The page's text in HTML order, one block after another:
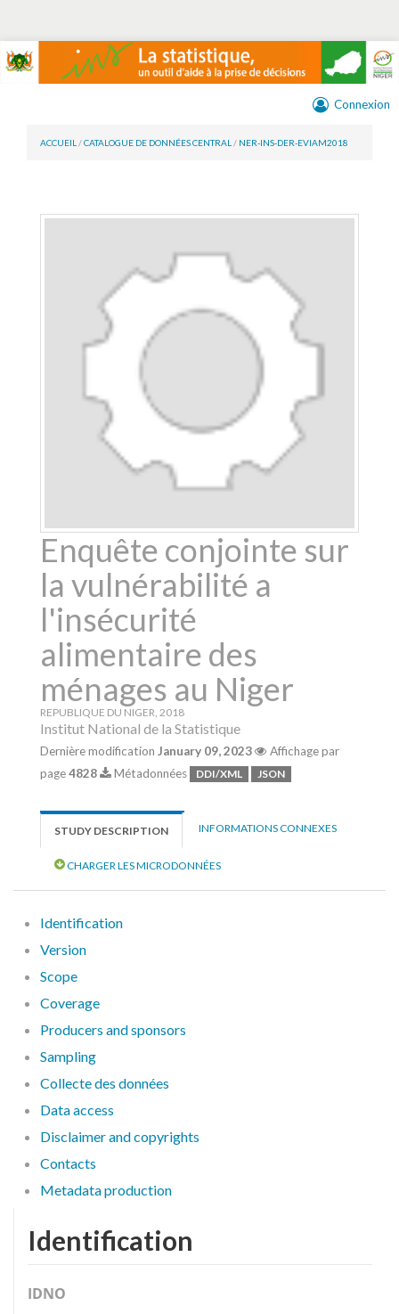
Connexion
ACCUEIL /CATALOGUE DE DONNÉES CENTRAL / NER-INS-DER-EVIAM2018
Enquête conjointe sur
la vulnérabilité a
l'insécurité
alimentaire des
ménages au Niger
REPUBLIQUE DU NIGER, 2018
Institut National de la Statistique
Dernière modification January 09, 2023
Affichage par
page4828 Métadonnées DDI/XML JSON
STUDY DESCRIPTION INFORMATIONS CONNEXES
CHARGER LES MICRODONNÉES
Identification
Version
Scope
Coverage
Producers and sponsors
Sampling
Collecte des données
Data access
Disclaimer and copyrights
Contacts
Metadata production
Identification
IDNO